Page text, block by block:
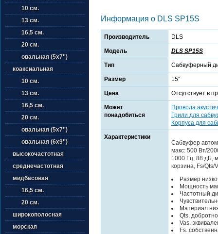
10 см.
13 см.
16,5 см.
20 см.
овальная (5х7'')
коаксиальная
10 см.
13 см.
16,5 см.
20 см.
овальная (5х7'')
овальная (6х9'')
высокочастотная
среднечастотная
мидбасовая
16,5 см.
20 см.
широкополосная
морская
Информация о DLS SP15S
Производитель DLS
Модель DLS SP15S
Тип Сабвуферный
Размер 15″
Цена Отсутствует в
Может
понадобиться
Провода
Грили для
Корпуса для
Характеристики
Сабвуфер
макс: 500 Вт/
1000 Гц, 88 дБ,
корзина, Fs/Qts/
Размер
Мощность
Частотный
Материал
Qts,
Vas.
Fs.